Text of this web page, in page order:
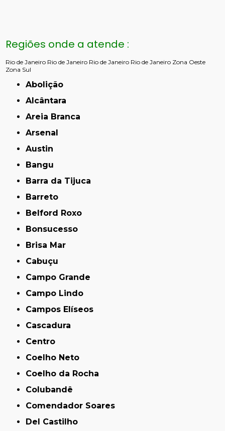
Regiões onde a atende :
Rio de Janeiro Rio de Janeiro Rio de Janeiro Rio de Janeiro Zona Oeste
Zona Sul
Abolição
Alcântara
Areia Branca
Arsenal
Austin
Bangu
Barra da Tijuca
Barreto
Belford Roxo
Bonsucesso
Brisa Mar
Cabuçu
Campo Grande
Campo Lindo
Campos Elíseos
Cascadura
Centro
Coelho Neto
Coelho da Rocha
Colubandê
Comendador Soares
Del Castilho